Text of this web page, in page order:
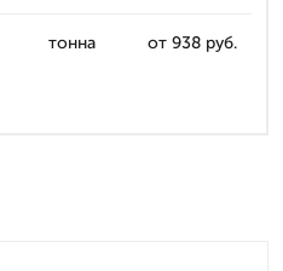
тонна от 938 руб.